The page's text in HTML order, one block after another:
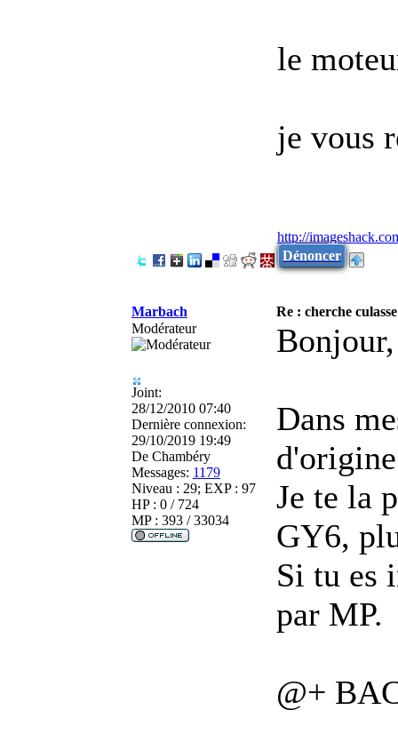
le
je vous
http://
Dénoncer
Marbach
Re : cherche culasse
Modérateur
Joint:
28/12/2010 07:40
Dernière connexion:
29/10/2019 19:49
De Chambéry
Messages: 1179
Niveau : 29; EXP : 97
HP : 0 / 724
MP : 393 / 33034
Dans
Je te la
GY6,
Si tu es
par MP.
@+